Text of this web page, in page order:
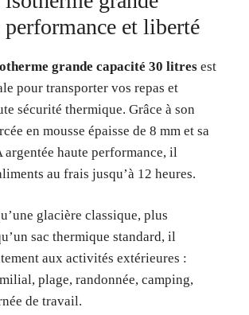
performance et liberté
grande capacité 30 litres est
pour transporter vos repas et
sécurité thermique. Grâce à son
en mousse épaisse de 8 mm et sa
argentée haute performance, il
au frais jusqu’à 12 heures.
glacière classique, plus
sac thermique standard, il
aux activités extérieures :
plage, randonnée, camping,
de travail.